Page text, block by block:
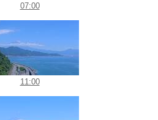
07:00
11:00